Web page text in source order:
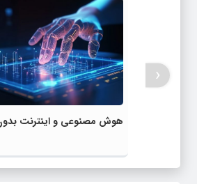
هوش مصنوعی و اینترنت
‹